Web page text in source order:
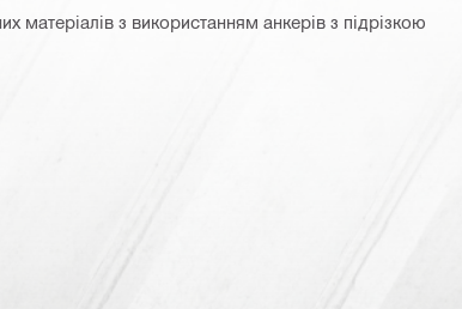
матеріалів з використанням анкерів з підрізкою